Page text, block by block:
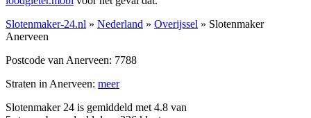
Slotenmaker-24.nl » Nederland » Overijssel » Slotenmaker
Anerveen
Postcode van Anerveen: 7788
Straten in Anerveen: meer
Slotenmaker 24 is gemiddeld met 4.8 van